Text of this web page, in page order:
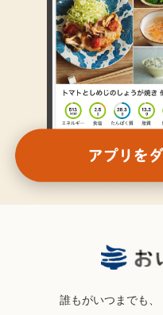
誰もがいつまでも、